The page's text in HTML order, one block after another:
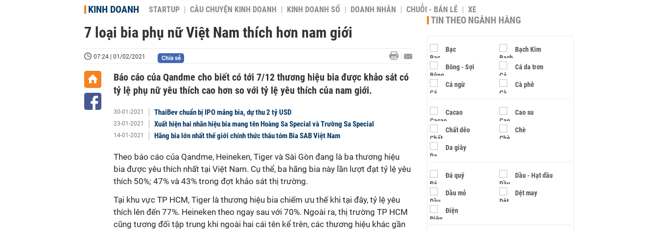
KINH DOANH STARTUP CÂU CHUYỆN KINH DOANH KINH DOANH SỐ DOANH NHÂN CHUỖI - BÁN LẺ XE
7 loại bia phụ nữ Việt Nam thích hơn nam giới
07:24 | 01/02/2021 Chia sẻ
Báo cáo của Qandme cho biết có tới 7/12 thương hiệu bia được khảo sát có
tỷ lệ phụ nữ yêu thích cao hơn so với tỷ lệ yêu thích của nam giới.
30-01-2021 ThaiBev chuẩn bị IPO mảng bia, dự thu 2 tỷ USD
23-01-2021 Xuất hiện hai nhãn hiệu bia mang tên Hoàng Sa Special và Trường Sa Special
14-01-2021 Hãng bia lớn nhất thế giới chính thức thâu tóm Bia SAB Việt Nam
Theo báo cáo của Qandme, Heineken, Tiger và Sài Gòn đang là ba thương hiệu
bia được yêu thích nhất tại Việt Nam. Cụ thể, ba hãng bia này lần lượt đạt tỷ lệ yêu
thích 50%; 47% và 43% trong đợt khảo sát thị trường.
Tại khu vực TP HCM, Tiger là thương hiệu bia chiếm ưu thế khi tại đây, tỷ lệ yêu
thích lên đến 77%. Heineken theo ngay sau với 70%. Ngoài ra, thị trường TP HCM
cũng tương đối tập trung khi ngoài hai cái tên kể trên, các thương hiệu khác gần
TIN THEO NGÀNH HÀNG
Bạc Bạch Kim
Bông - Sợi Cá da trơn
Cá ngừ Cà phê
Cacao Cao su
Chất dẻo Chè
Da giày
Đá quý Dầu - Hạt dầu
Dầu mỏ Dệt may
Điện